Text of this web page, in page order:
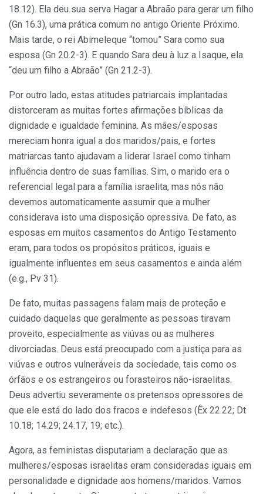
18.12). Ela deu sua serva Hagar a Abraão para gerar um filho
(Gn 16.3), uma prática comum no antigo Oriente Próximo.
Mais tarde, o rei Abimeleque “tomou” Sara como sua
esposa (Gn 20.2-3). E quando Sara deu à luz a Isaque, ela
“deu um filho a Abraão” (Gn 21.2-3).
Por outro lado, estas atitudes patriarcais implantadas
distorceram as muitas fortes afirmações bíblicas da
dignidade e igualdade feminina. As mães/esposas
mereciam honra igual a dos maridos/pais, e fortes
matriarcas tanto ajudavam a liderar Israel como tinham
influência dentro de suas famílias. Sim, o marido era o
referencial legal para a família israelita, mas nós não
devemos automaticamente assumir que a mulher
considerava isto uma disposição opressiva. De fato, as
esposas em muitos casamentos do Antigo Testamento
eram, para todos os propósitos práticos, iguais e
igualmente influentes em seus casamentos e ainda além
(e.g., Pv 31).
De fato, muitas passagens falam mais de proteção e
cuidado daquelas que geralmente as pessoas tiravam
proveito, especialmente as viúvas ou as mulheres
divorciadas. Deus está preocupado com a justiça para as
viúvas e outros vulneráveis da sociedade, tais como os
órfãos e os estrangeiros ou forasteiros não-israelitas.
Deus advertiu severamente os pretensos opressores de
que ele está do lado dos fracos e indefesos (Êx 22.22; Dt
10.18; 14.29; 24.17, 19; etc.).
Agora, as feministas disputariam a declaração que as
mulheres/esposas israelitas eram consideradas iguais em
personalidade e dignidade aos homens/maridos. Vamos